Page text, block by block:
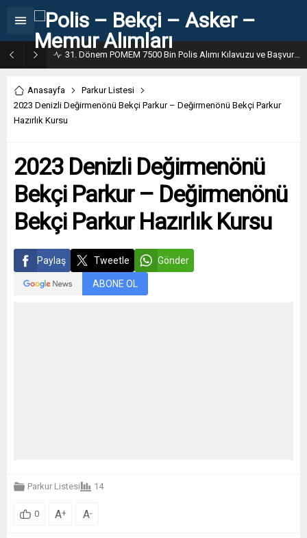
31. Dönem POMEM 7500 Bin Polis Alımı Kılavuzu ve Başvuru Ekranı
Anasayfa
Parkur Listesi
2023 Denizli Değirmenönü Bekçi Parkur – Değirmenönü Bekçi Parkur
Hazırlık Kursu
2023 Denizli Değirmenönü
Bekçi Parkur – Değirmenönü
Bekçi Parkur Hazırlık Kursu
Paylaş Tweetle Gönder
ABONE OL
Parkur Listesi 14
0 A+ A-